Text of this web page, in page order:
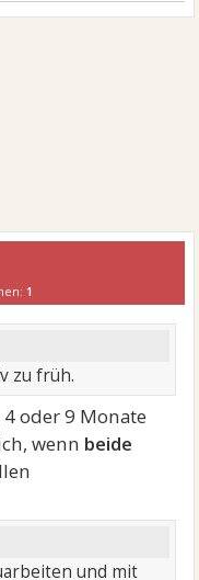
1
zu früh.
oder 9 Monate
wenn beide
und mit